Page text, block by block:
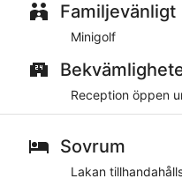
Familjevänligt
Minigolf
Reception öppen
Sovrum
Lakan